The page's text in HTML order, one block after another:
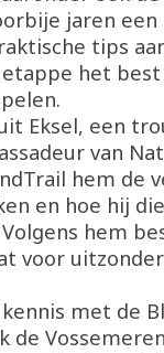
jaren
tips
het
Eksel, een
van
hem de
en hoe hij
hem
voor
met de
de